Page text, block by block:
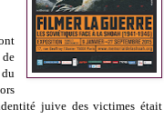
juive des victimes était